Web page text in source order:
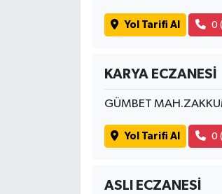
Yol Tarifi Al 0
KARYA ECZANESİ
GÜMBET
Yol Tarifi Al 0
ASLI ECZANESİ